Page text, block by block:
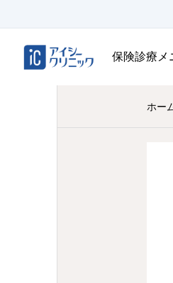
保険診療メ
ホー